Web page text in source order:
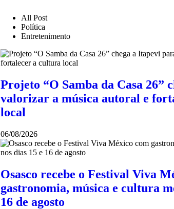
All Post
Política
Entretenimento
Projeto “O Samba da Casa 26”
valorizar a música autoral e
local
06/08/2026
Osasco recebe o Festival Viva
gastronomia, música e cultura
16 de agosto